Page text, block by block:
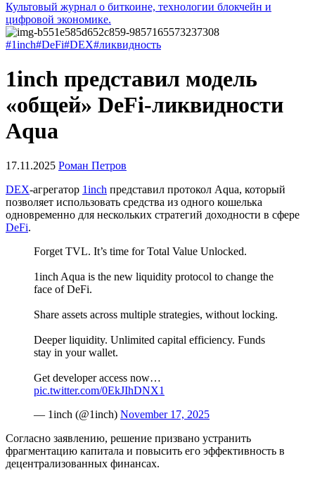
Культовый журнал о биткоине, технологии блокчейн и
цифровой экономике.
#1inch#DeFi#DEX#ликвидность
1inch представил модель
«общей» DeFi-ликвидности
Aqua
17.11.2025 Роман Петров
DEX-агрегатор 1inch представил протокол Aqua, который
позволяет использовать средства из одного кошелька
одновременно для нескольких стратегий доходности в сфере
DeFi.
Forget TVL. It’s time for Total Value Unlocked.
1inch Aqua is the new liquidity protocol to change the
face of DeFi.
Share assets across multiple strategies, without locking.
Deeper liquidity. Unlimited capital efficiency. Funds
stay in your wallet.
Get developer access now…
pic.twitter.com/0EkJIhDNX1
— 1inch (@1inch) November 17, 2025
Согласно заявлению, решение призвано устранить
фрагментацию капитала и повысить его эффективность в
децентрализованных финансах.